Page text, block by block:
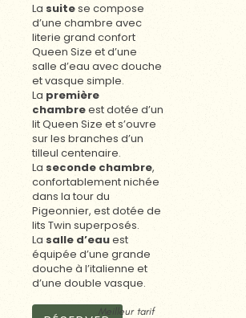
La suitese compose
d’une chambre avec
literie grand confort
Queen Size et d’une
salle d’eau avec douche
et vasque simple.
La première
chambreest dotée d’un
lit Queen Size et s’ouvre
sur les branches d’un
tilleul centenaire.
La seconde chambre,
confortablement nichée
dans la tour du
Pigeonnier, est dotée de
lits Twin superposés.
La salle d’eauest
équipée d’une grande
douche à l’italienne et
d’une double vasque.
Meilleur tarif